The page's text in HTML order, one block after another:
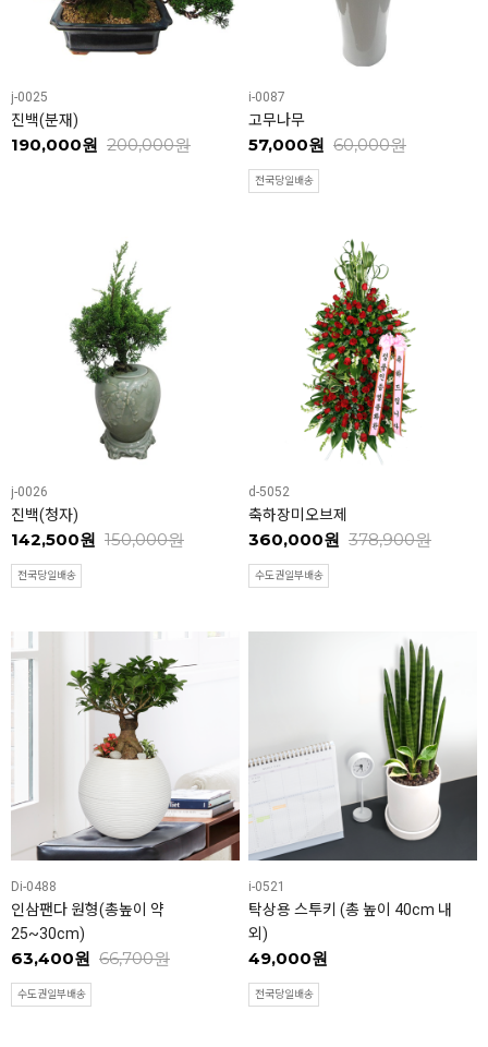
j-0025
진백(분재)
190,000원 200,000원
i-0087
고무나무
57,000원 60,000원
전국당일배송
j-0026
진백(청자)
142,500원 150,000원
전국당일배송
d-5052
축하장미오브제
360,000원 378,900원
수도권일부배송
Di-0488
인삼팬다 원형(총높이 약
25~30cm)
63,400원 66,700원
수도권일부배송
i-0521
탁상용 스투키 (총 높이 40cm 내
외)
49,000원
전국당일배송